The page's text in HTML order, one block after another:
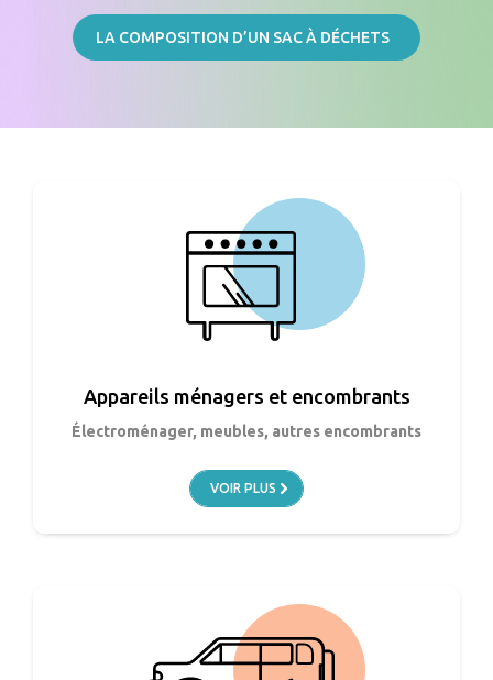
LA COMPOSITION D’UN SAC À DÉCHETS
Appareils ménagers et encombrants
Électroménager, meubles, autres encombrants
VOIR PLUS